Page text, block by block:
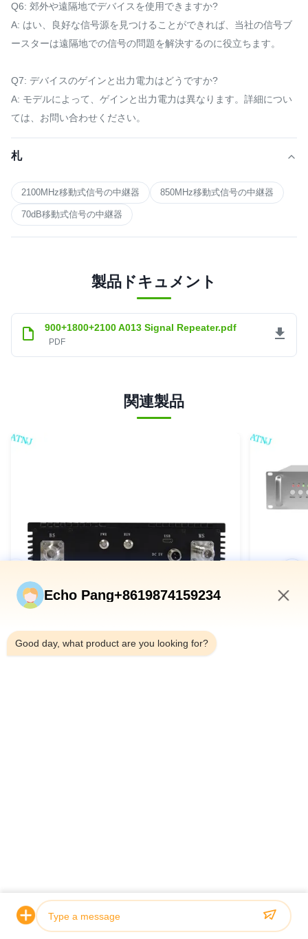
Q6: 郊外や遠隔地でデバイスを使用できますか?
A: はい、良好な信号源を見つけることができれば、当社の信号ブ
ースターは遠隔地での信号の問題を解決するのに役立ちます。
Q7: デバイスのゲインと出力電力はどうですか?
A: モデルによって、ゲインと出力電力は異なります。詳細につい
ては、お問い合わせください。
札
2100MHz移動式信号の中継器 850MHz移動式信号の中継器
70dB移動式信号の中継器
製品ドキュメント
900+1800+2100 A013 Signal Repeater.pdf
PDF
関連製品
VIDEO
電話: +8618813582037
Whatsapp: 8618813582037
Echo Pang+8619874159234
Good day, what product are you looking for?